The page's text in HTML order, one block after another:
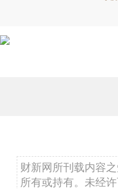
财新网所刊载内容
所有或持有。未经